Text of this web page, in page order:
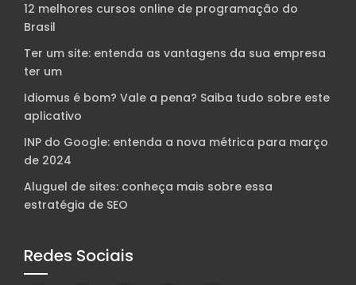
12 melhores cursos online de programação do
Brasil
Ter um site: entenda as vantagens da sua empresa
ter um
Idiomus é bom? Vale a pena? Saiba tudo sobre este
aplicativo
INP do Google: entenda a nova métrica para março
de 2024
Aluguel de sites: conheça mais sobre essa
estratégia de SEO
Redes Sociais